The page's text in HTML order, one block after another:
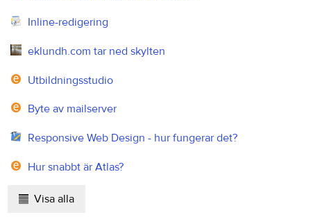
Inline-redigering
eklundh.com tar ned skylten
Utbildningsstudio
Byte av mailserver
Responsive Web Design - hur fungerar det?
Hur snabbt är Atlas?
Visa alla